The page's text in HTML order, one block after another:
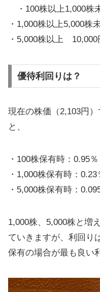
・100株以上1,000株
・1,000株以上5,000
・5,000株以上 10,000
優待利回りは？
現在の株価（2,103円
と、
・100株保有時：0.95％
・1,000株保有時：0.23
・5,000株保有時：
1,000株、5,000株と増
ていきますが、利回り
保有の場合が最も良い